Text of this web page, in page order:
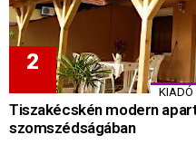
KIADÓ
Tiszakécskén modern
szomszédságában